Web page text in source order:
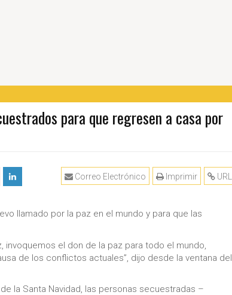
para que regresen a casa por
URL
Imprimir
Correo Electrónico
llamado por la paz en el mundo y para que las
invoquemos el don de la paz para todo el mundo,
de los conflictos actuales”, dijo desde la ventana del
la Santa Navidad, las personas secuestradas –